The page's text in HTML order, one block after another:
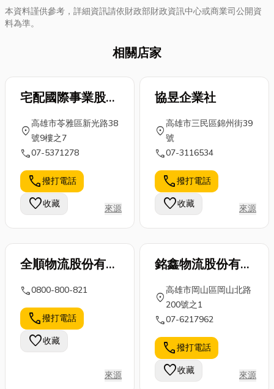
本資料謹供參考，詳細資訊請依財政部財政資訊中心或商業司公開資
料為準。
相關店家
宅配國際事業股份
有限公司(高雄分
公司)
location_on
高雄市苓雅區新光路38
號9樓之7
call07-5371278
call撥打電話
favorite收藏 來源
協昱企業社
location_on
高雄市三民區錦州街39
號
call07-3116534
call撥打電話
favorite收藏 來源
全順物流股份有限
call0800-800-821
call撥打電話
favorite收藏
來源
銘鑫物流股份有限
公司
location_on
高雄市岡山區岡山北路
200號之1
call07-6217962
call撥打電話
favorite收藏 來源